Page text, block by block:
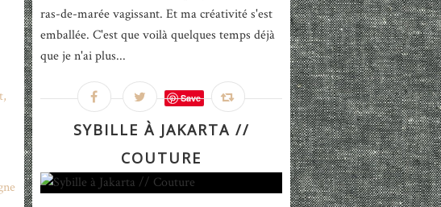
ras-de-marée vagissant. Et ma créativité s'est
emballée. C'est que voilà quelques temps déjà
que je n'ai plus...
Save
SYBILLE À JAKARTA //
COUTURE